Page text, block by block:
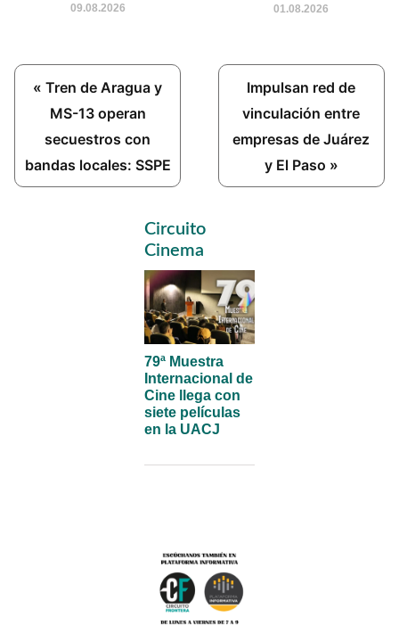
09.08.2026 01.08.2026
Previous
Post:
« Tren de Aragua y
MS-13 operan
secuestros con
bandas locales: SSPE
Next
Post:
Impulsan red de
vinculación entre
empresas de Juárez
y El Paso »
Primary
Sidebar
Circuito
Cinema
79ª Muestra
Internacional de
Cine llega con
siete películas
en la UACJ